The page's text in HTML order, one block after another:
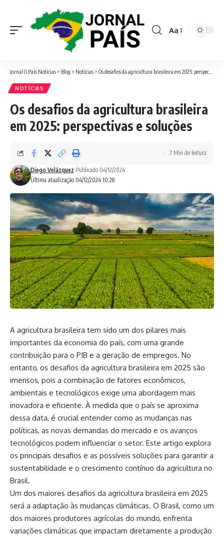
Font
Aa
Jornal O País Notícias > Blog > Notícias > Os desafios da agricultura brasileira em 2025: perspectivas e soluções
NOTÍCIAS
Os desafios da agricultura brasileira
em 2025: perspectivas e soluções
Última atualização 04/12/2024 10:28
Diego Velázquez Publicado 04/12/2024
7 Min de leitura
A agricultura brasileira tem sido um dos pilares mais
importantes da economia do país, com uma grande
contribuição para o PIB e a geração de empregos. No
entanto, os desafios da agricultura brasileira em 2025 são
imensos, pois a combinação de fatores econômicos,
ambientais e tecnológicos exige uma abordagem mais
inovadora e eficiente. À medida que o país se aproxima
dessa data, é crucial entender como as mudanças nas
políticas, as novas demandas do mercado e os avanços
tecnológicos podem influenciar o setor. Este artigo explora
os principais desafios e as possíveis soluções para garantir a
sustentabilidade e o crescimento contínuo da agricultura no
Brasil.
Um dos maiores desafios da agricultura brasileira em 2025
será a adaptação às mudanças climáticas. O Brasil, como um
dos maiores produtores agrícolas do mundo, enfrenta
variações climáticas que impactam diretamente a produção